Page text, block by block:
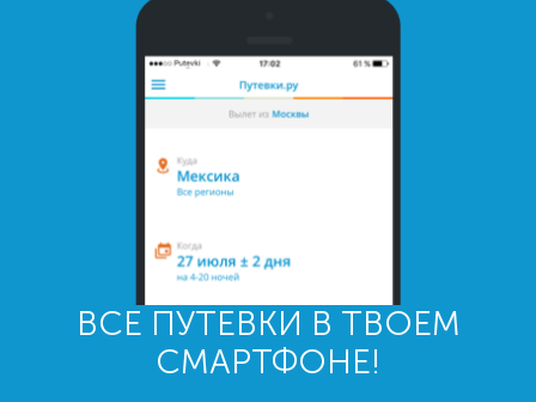
ВСЕ ПУТЕВКИ В ТВОЕМ
СМАРТФОНЕ!